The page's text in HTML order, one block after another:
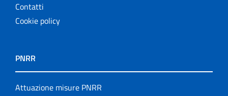
Contatti
Cookie policy
PNRR
Attuazione misure PNRR